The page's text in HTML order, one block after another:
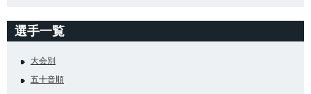
選手一覧
大会別
五十音順